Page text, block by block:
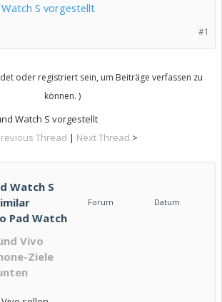
S vorgestellt
#1
oder registriert sein, um Beiträge verfassen zu
können. )
Watch S vorgestellt
Thread | Next Thread >
Watch S
Pad Watch
Forum Datum
Vivo
Ziele